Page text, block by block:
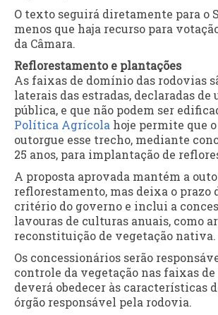
O texto seguirá diretamente para o
menos que haja recurso para
da Câmara.
Reflorestamento e plantações
As faixas de domínio das rodovias
laterais das estradas, declaradas
pública, e que não podem ser
Política Agrícola hoje permite que
outorgue esse trecho, mediante
25 anos, para implantação de
A proposta aprovada mantém a
reflorestamento, mas deixa o prazo
critério do governo e inclui a
lavouras de culturas anuais, como
reconstituição de vegetação nativa.
Os concessionários serão
controle da vegetação nas faixas
deverá obedecer às características
órgão responsável pela rodovia.